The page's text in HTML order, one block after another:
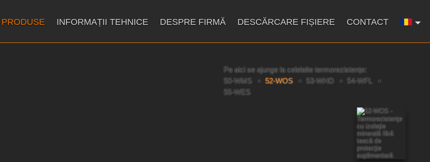
PRODUSE INFORMAȚII TEHNICE DESPRE FIRMĂ DESCĂRCARE FIȘIERE CONTACT
Pe aici se ajunge la celelalte termorezistențe:
50-WMS
52-WOS 53-WHD
54-WFL
55-WES